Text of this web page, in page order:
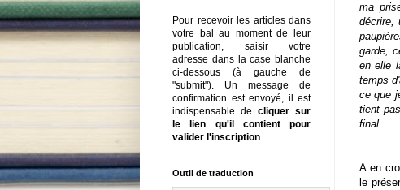
ma
décrire,
garde,
en elle
temps
ce que
tient
final.
A en
le
Pour recevoir les articles dans
votre bal au moment de leur
publication, saisir votre
adresse dans la case blanche
ci-dessous (à gauche de
"submit"). Un message de
confirmation est envoyé, il est
indispensable de cliquer sur
le lien qu'il contient pour
valider l'inscription
Outil de traduction